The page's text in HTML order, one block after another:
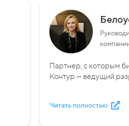
Партнер, с которым
Контур — ведущий
Читать полностью